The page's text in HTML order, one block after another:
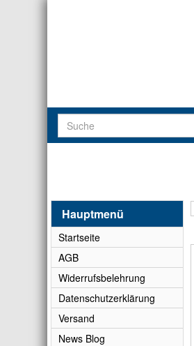
Hauptmenü
Startseite
AGB
Widerrufsbelehrung
Datenschutzerklärung
Versand
News Blog